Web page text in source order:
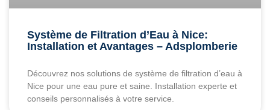
Système de Filtration d’Eau à Nice:
Installation et Avantages – Adsplomberie
Découvrez nos solutions de système de filtration d’eau à
Nice pour une eau pure et saine. Installation experte et
conseils personnalisés à votre service.